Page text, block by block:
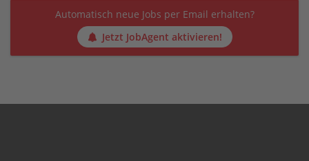
Automatisch neue Jobs per Email erhalten?
Jetzt JobAgent aktivieren!